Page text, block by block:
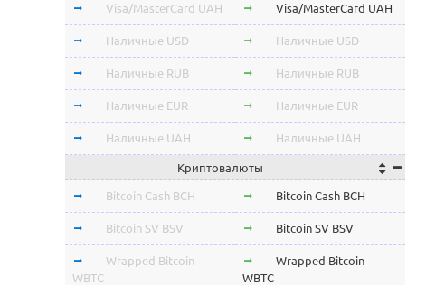
Visa/MasterCard UAH Visa/MasterCard UAH
Наличные USD Наличные USD
Наличные RUB Наличные RUB
Наличные EUR Наличные EUR
Наличные UAH Наличные UAH
Криптовалюты
Bitcoin Cash BCH Bitcoin Cash BCH
Bitcoin SV BSV Bitcoin SV BSV
Wrapped Bitcoin
WBTC
Wrapped Bitcoin
WBTC